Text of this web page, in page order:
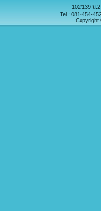
102/139 ม
Tel : 081-454-
Copyright